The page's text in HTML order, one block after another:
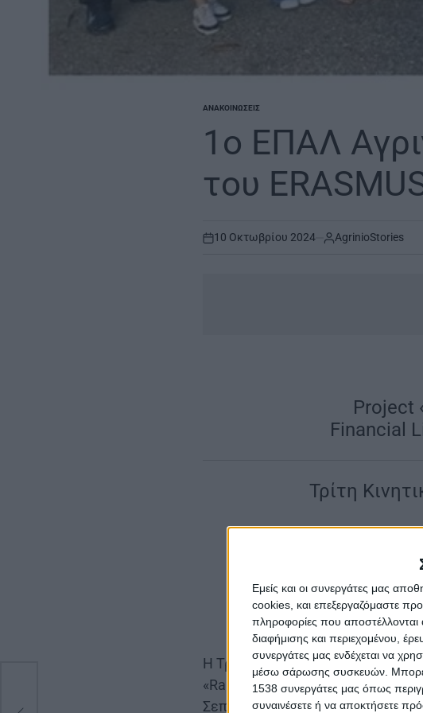
Εμείς και οι συνεργάτες μας
cookies, και επεξεργαζόμαστε
πληροφορίες που αποστέλλονται
διαφήμισης και περιεχομένου,
συνεργάτες μας ενδέχεται να
μέσω σάρωσης συσκευών.
1538 συνεργάτες μας όπως
συναινέσετε ή να αποκτήσετε
POSTED
ΑΝΑΚΟΙΝΏΣΕΙΣ
1ο ΕΠΑΛ
του
on
10 Οκτωβρίου 2024 AgrinioStories
Project
Financial
Τρίτη
[
μέσω του
Η Τρίτη Κινητικότητα του
«Raising Youth Generation
Σεπτεμβρίου και 4 Οκτωβρίου